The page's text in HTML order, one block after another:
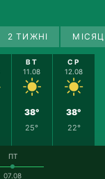
2 ТИЖНІ
ВТ
11.08
38°
25°
СР
12.08
38°
22°
ПТ
07.08